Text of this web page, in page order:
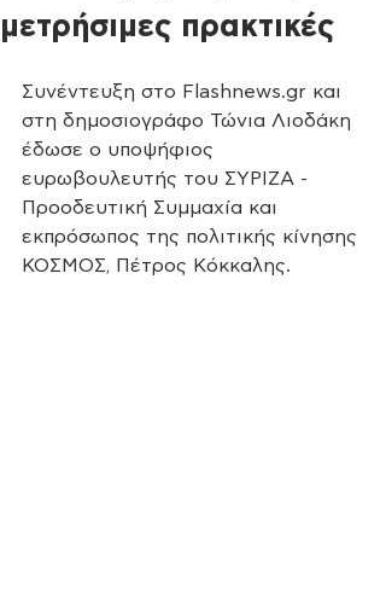
μετρήσιμες πρακτικές
Συνέντευξη στο Flashnews.gr και
στη δημοσιογράφο Τώνια Λιοδάκη
έδωσε ο υποψήφιος
ευρωβουλευτής του ΣΥΡΙΖΑ -
Προοδευτική Συμμαχία και
εκπρόσωπος της πολιτικής κίνησης
ΚΟΣΜΟΣ, Πέτρος Κόκκαλης.